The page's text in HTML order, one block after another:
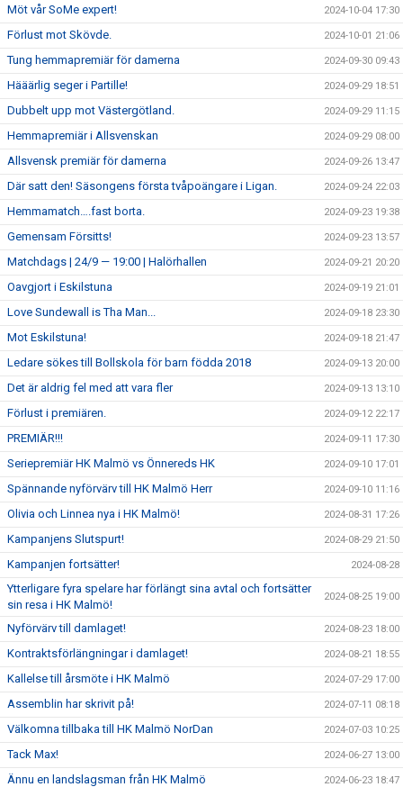
Möt vår SoMe expert! 2024-10-04 17:30
Förlust mot Skövde. 2024-10-01 21:06
Tung hemmapremiär för damerna 2024-09-30 09:43
Hääärlig seger i Partille! 2024-09-29 18:51
Dubbelt upp mot Västergötland. 2024-09-29 11:15
Hemmapremiär i Allsvenskan 2024-09-29 08:00
Allsvensk premiär för damerna 2024-09-26 13:47
Där satt den! Säsongens första tvåpoängare i Ligan. 2024-09-24 22:03
Hemmamatch….fast borta. 2024-09-23 19:38
Gemensam Försitts! 2024-09-23 13:57
Matchdags | 24/9 — 19:00 | Halörhallen 2024-09-21 20:20
Oavgjort i Eskilstuna 2024-09-19 21:01
Love Sundewall is Tha Man... 2024-09-18 23:30
Mot Eskilstuna! 2024-09-18 21:47
Ledare sökes till Bollskola för barn födda 2018 2024-09-13 20:00
Det är aldrig fel med att vara fler 2024-09-13 13:10
Förlust i premiären. 2024-09-12 22:17
PREMIÄR!!! 2024-09-11 17:30
Seriepremiär HK Malmö vs Önnereds HK 2024-09-10 17:01
Spännande nyförvärv till HK Malmö Herr 2024-09-10 11:16
Olivia och Linnea nya i HK Malmö! 2024-08-31 17:26
Kampanjens Slutspurt! 2024-08-29 21:50
Kampanjen fortsätter! 2024-08-28
Ytterligare fyra spelare har förlängt sina avtal och fortsätter
sin resa i HK Malmö!
2024-08-25 19:00
Nyförvärv till damlaget! 2024-08-23 18:00
Kontraktsförlängningar i damlaget! 2024-08-21 18:55
Kallelse till årsmöte i HK Malmö 2024-07-29 17:00
Assemblin har skrivit på! 2024-07-11 08:18
Välkomna tillbaka till HK Malmö NorDan 2024-07-03 10:25
Tack Max! 2024-06-27 13:00
Ännu en landslagsman från HK Malmö 2024-06-23 18:47